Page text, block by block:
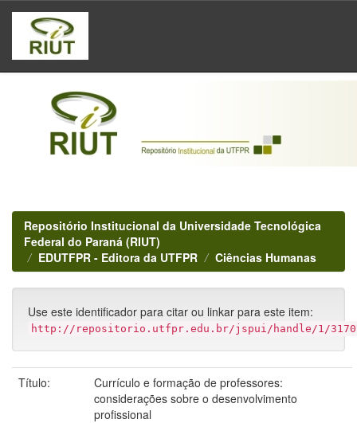
Skip
navigation
Repositório Institucional da Universidade Tecnológica
Federal do Paraná (RIUT)
EDUTFPR - Editora da UTFPR
Ciências Humanas
Use este identificador para citar ou linkar para este item:
http://repositorio.utfpr.edu.br/jspui/handle/1/
Título:
Currículo e formação de professores:
considerações sobre o desenvolvimento
profissional